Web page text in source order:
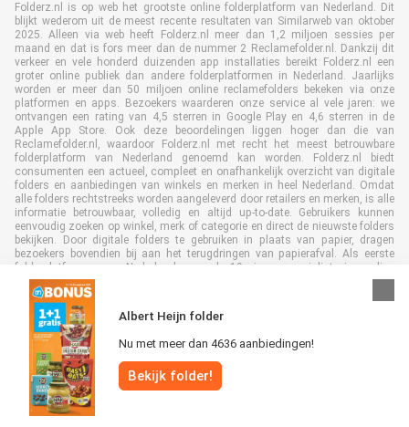
Albert Heijn folder
Nu met meer dan 4636 aanbiedingen!
Bekijk folder!
Folderz.nl is op web het grootste online folderplatform van Nederland. Dit
blijkt wederom uit de meest recente resultaten van Similarweb van oktober
2025. Alleen via web heeft Folderz.nl meer dan 1,2 miljoen sessies per
maand en dat is fors meer dan de nummer 2 Reclamefolder.nl. Dankzij dit
verkeer en vele honderd duizenden app installaties bereikt Folderz.nl een
groter online publiek dan andere folderplatformen in Nederland. Jaarlijks
worden er meer dan 50 miljoen online reclamefolders bekeken via onze
platformen en apps. Bezoekers waarderen onze service al vele jaren: we
ontvangen een rating van 4,5 sterren in Google Play en 4,6 sterren in de
Apple App Store. Ook deze beoordelingen liggen hoger dan die van
Reclamefolder.nl, waardoor Folderz.nl met recht het meest betrouwbare
folderplatform van Nederland genoemd kan worden. Folderz.nl biedt
consumenten een actueel, compleet en onafhankelijk overzicht van digitale
folders en aanbiedingen van winkels en merken in heel Nederland. Omdat
alle folders rechtstreeks worden aangeleverd door retailers en merken, is alle
informatie betrouwbaar, volledig en altijd up-to-date. Gebruikers kunnen
eenvoudig zoeken op winkel, merk of categorie en direct de nieuwste folders
bekijken. Door digitale folders te gebruiken in plaats van papier, dragen
bezoekers bovendien bij aan het terugdringen van papierafval. Als eerste
folderplatform van Nederland en al 19 jaar specialist in online
folderpublicaties, heeft Folderz.nl duurzame samenwerkingen opgebouwd
met retailers en merken. Hierdoor zijn we uitgegroeid tot de toonaangevende
speler in de digitale foldermarkt.
Alle rechten voorbehouden © Folderz.nl 2026 |